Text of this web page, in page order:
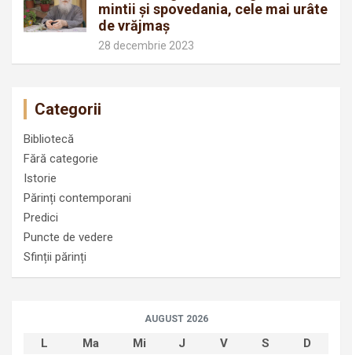
mintii și spovedania, cele mai urâte
de vrăjmaș
28 decembrie 2023
Categorii
Bibliotecă
Fără categorie
Istorie
Părinți contemporani
Predici
Puncte de vedere
Sfinții părinți
AUGUST 2026
L Ma Mi J V S
D